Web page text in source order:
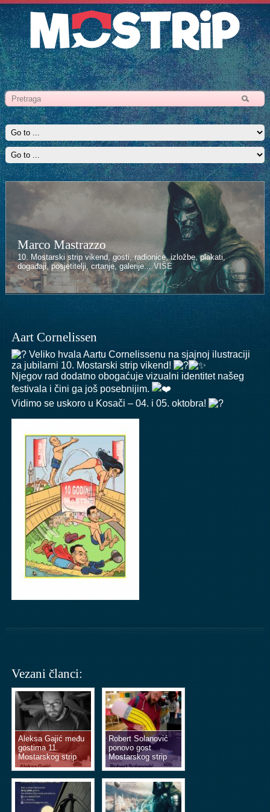
Marco Mastrazzo
10. Mostarski strip vikend, gosti, radionice, izložbe, plakati,
događaji, posjetitelji, crtanje, galerije...VIŠE
Aart Cornelissen
Veliko hvala Aartu Cornelissenu na sjajnoj ilustraciji
za jubilarni 10. Mostarski strip vikend!
Njegov rad dodatno obogaćuje vizualni identitet našeg
festivala i čini ga još posebnijim.
Vidimo se uskoro u Kosači – 04. i 05. oktobra!
Vezani članci:
Aleksa Gajić među
gostima 11.
Mostarskog strip
vikenda
Robert Solanović
ponovo gost
Mostarskog strip
vikenda